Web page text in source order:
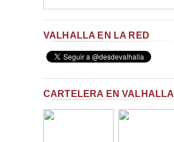
VALHALLA EN LA RED
CARTELERA EN VALHALLA